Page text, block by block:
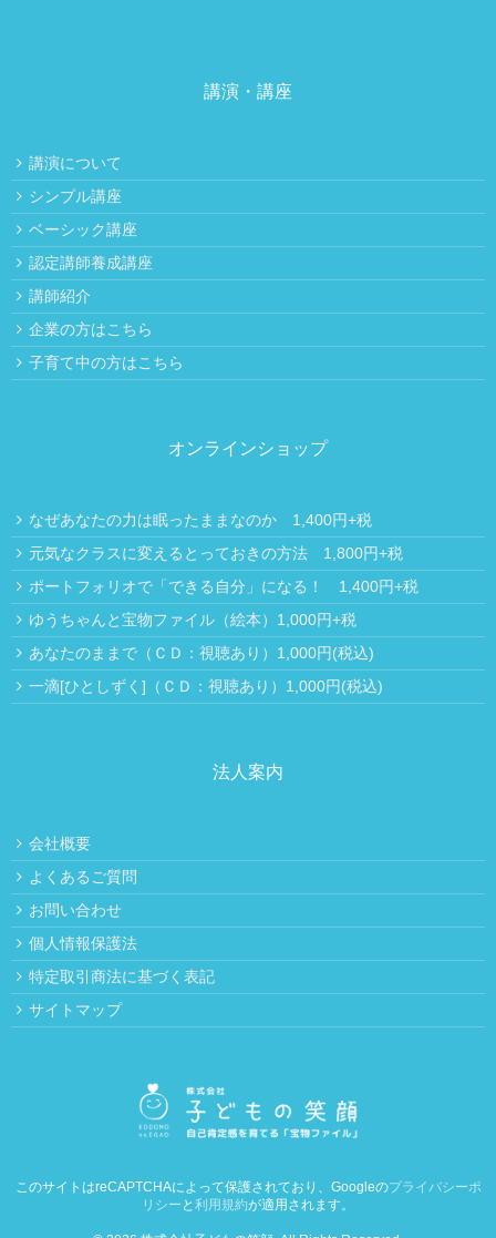
講演・講座
講演について
シンプル講座
ベーシック講座
認定講師養成講座
講師紹介
企業の方はこちら
子育て中の方はこちら
オンラインショップ
なぜあなたの力は眠ったままなのか 1,400円+税
元気なクラスに変えるとっておきの方法 1,800円+税
ポートフォリオで「できる自分」になる！ 1,400円+税
ゆうちゃんと宝物ファイル（絵本）1,000円+税
あなたのままで（ＣＤ：視聴あり）1,000円(税込)
一滴[ひとしずく]（ＣＤ：視聴あり）1,000円(税込)
法人案内
会社概要
よくあるご質問
お問い合わせ
個人情報保護法
特定取引商法に基づく表記
サイトマップ
このサイトはreCAPTCHAによって保護されており、Googleのプライバシーポ
リシー と 利用規約が適用されます。